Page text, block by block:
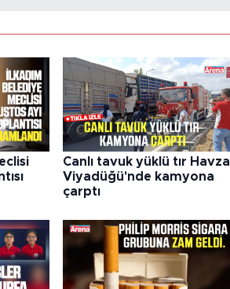
Canlı tavuk yüklü tır Havza
Viyadüğü'nde kamyona
çarptı